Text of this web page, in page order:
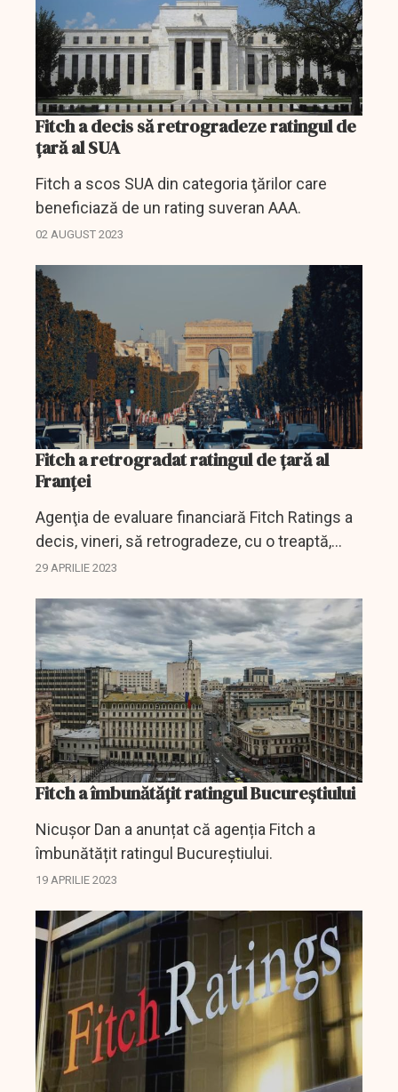
Fitch a decis să retrogradeze ratingul de
ţară al SUA
Fitch a scos SUA din categoria ţărilor care
beneficiază de un rating suveran AAA.
02 AUGUST 2023
Fitch a retrogradat ratingul de țară al
Franței
Agenţia de evaluare financiară Fitch Ratings a
decis, vineri, să retrogradeze, cu o treaptă,
ratingul de ţară al Franţei, invocând în special
29 APRILIE 2023
Fitch a îmbunătățit ratingul Bucureștiului
Nicușor Dan a anunțat că agenția Fitch a
îmbunătățit ratingul Bucureștiului.
19 APRILIE 2023